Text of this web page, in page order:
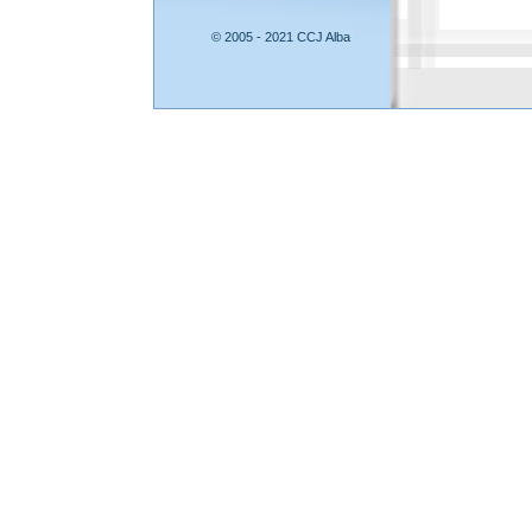
© 2005 - 2021 CCJ Alba